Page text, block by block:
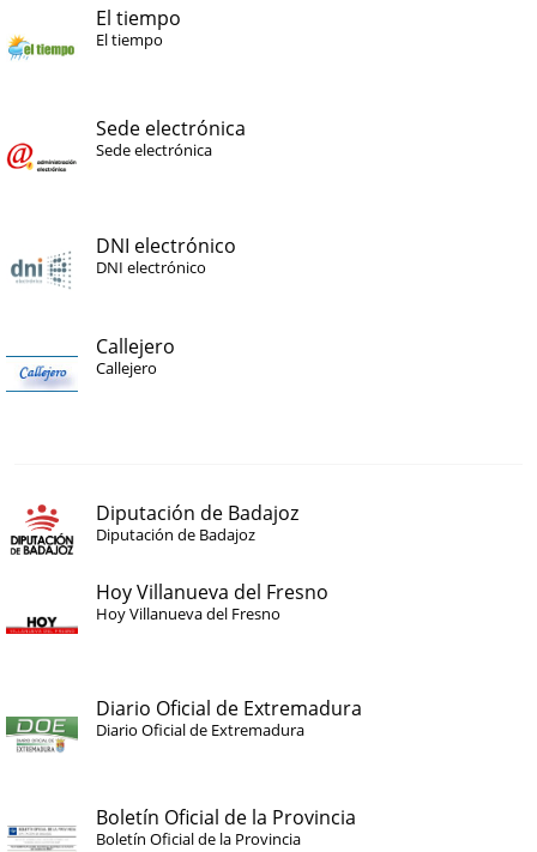
El tiempo
El tiempo
Sede electrónica
Sede electrónica
DNI electrónico
DNI electrónico
Callejero
Callejero
Diputación de Badajoz
Diputación de Badajoz
Hoy Villanueva del Fresno
Hoy Villanueva del Fresno
Diario Oficial de Extremadura
Diario Oficial de Extremadura
Boletín Oficial de la Provincia
Boletín Oficial de la Provincia